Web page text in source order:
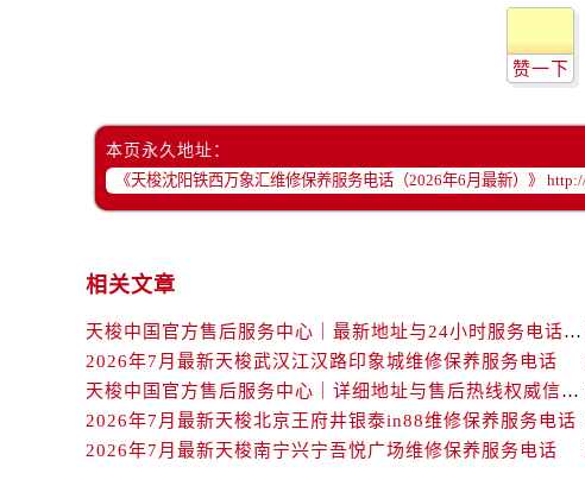
山西省太原市迎泽区迎泽街道解放路15号
天津市和平区赤峰道136号天津国际金融
安徽省亳州市谯城区魏武大道售后服务中
安徽省池州市贵池区长江路售后服务中心
安徽省淮南市田家庵区国庆中路售后服务
安徽省黄山市屯溪区黄山西路售后服务中
安徽省六安市金安区解放中路售后服务中
安徽省马鞍山市雨山区湖南西路售后服务
安徽省宿州市埇桥区人民中路售后服务中心
赞一下
本页永久地址：
相关文章
天梭中国官方售后服务中心｜最新地址与24小时服务电话权威信息通告（2026年7月最新）
2026年7月最新天梭武汉江汉路印象城维修保养服务电话
天梭中国官方售后服务中心｜详细地址与售后热线权威信息通知（2026年7月最新）
2026年7月最新天梭北京王府井银泰in88维修保养服务电话
2026年7月最新天梭南宁兴宁吾悦广场维修保养服务电话